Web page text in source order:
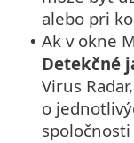
alebo pri
• Ak v okne
Detekčné
Virus
o
spoločnosti